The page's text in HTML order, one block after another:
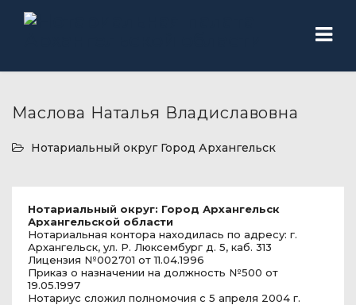
Маслова Наталья Владиславовна
Нотариальный округ Город Архангельск
Нотариальный округ: Город Архангельск
Архангельской области
Нотариальная контора находилась по адресу: г.
Архангельск, ул. Р. Люксембург д. 5, каб. 313
Лицензия №002701 от 11.04.1996
Приказ о назначении на должность №500 от
19.05.1997
Нотариус сложил полномочия с 5 апреля 2004 г.